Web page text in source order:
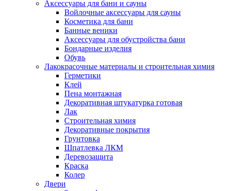
Аксессуары для бани и сауны
Войлочные аксессуары для сауны
Косметика для бани
Банные веники
Аксессуары для обустройства бани
Бондарные изделия
Обувь
Лакокрасочные материалы и строительная химия
Герметики
Клей
Пена монтажная
Декоративная штукатурка готовая
Лак
Строительная химия
Декоративные покрытия
Грунтовка
Шпатлевка ЛКМ
Деревозащита
Краска
Колер
Двери